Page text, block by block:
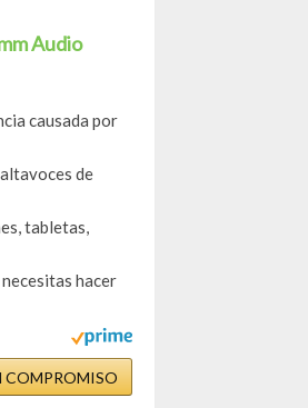
Audio
causada por
de
tabletas,
hacer
COMPROMISO